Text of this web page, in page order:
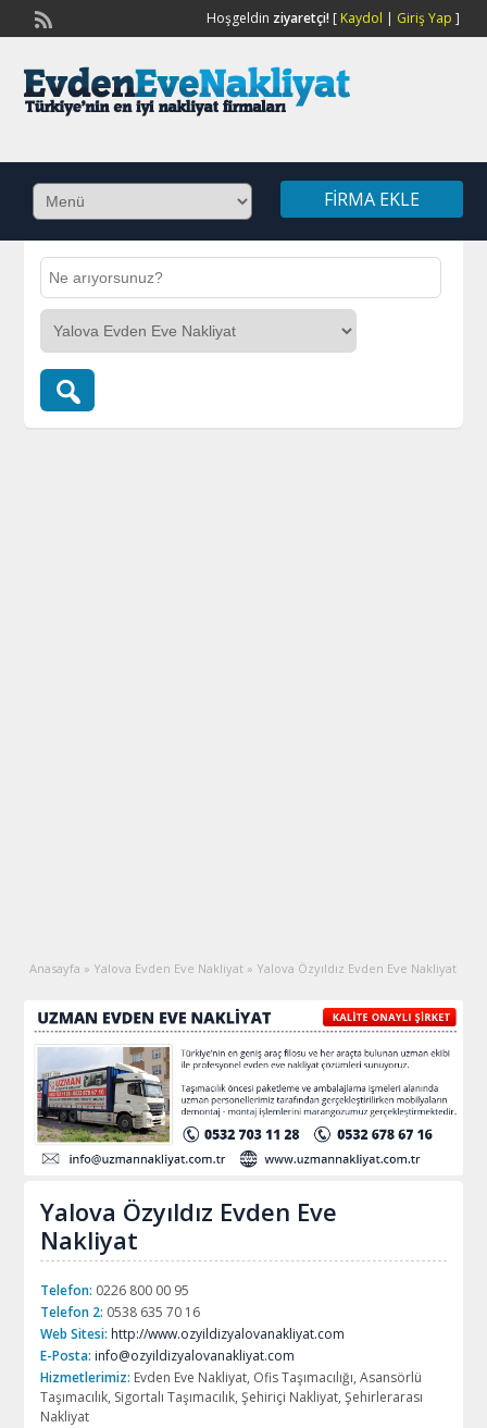
Hoşgeldin ziyaretçi![ Kaydol | Giriş Yap ]
FIRMA EKLE
Anasayfa » Yalova Evden Eve Nakliyat » Yalova Özyıldız Evden Eve Nakliyat
Yalova Özyıldız Evden Eve
Nakliyat
Telefon: 0226 800 00 95
Telefon 2: 0538 635 70 16
Web Sitesi: http://www.ozyildizyalovanakliyat.com
E-Posta: info@ozyildizyalovanakliyat.com
Hizmetlerimiz: Evden Eve Nakliyat, Ofis Taşımacılığı, Asansörlü
Taşımacılık, Sigortalı Taşımacılık, Şehiriçi Nakliyat, Şehirlerarası
Nakliyat